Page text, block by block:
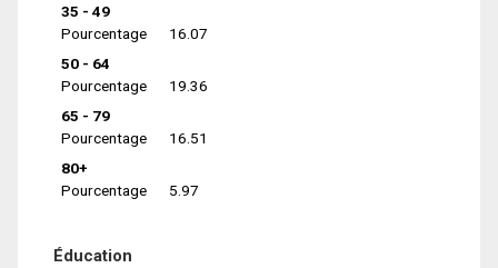
35 - 49
Pourcentage
16.07
50 - 64
Pourcentage
19.36
65 - 79
Pourcentage
16.51
80+
Pourcentage
5.97
Éducation